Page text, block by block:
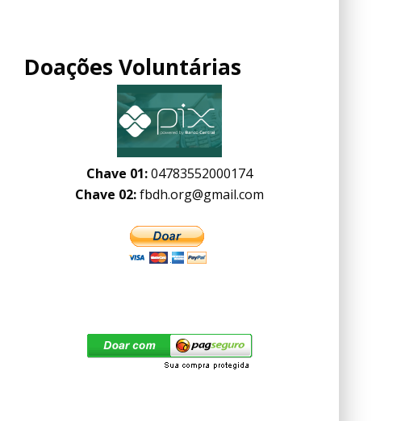
Doações Voluntárias
Chave 01:04783552000174
Chave 02:fbdh.org@gmail.com